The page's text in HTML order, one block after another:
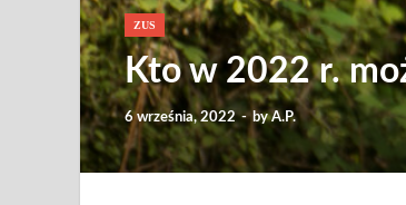
ZUS
Kto w 2022 r.
6 września, 2022- byA.P.